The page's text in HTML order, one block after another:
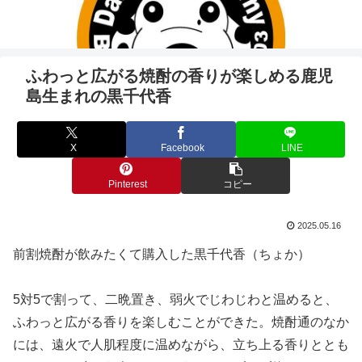
ふわっと広がる焼酎の香りが楽しめる鹿児
島生まれの黒千代香
X Facebook LINE
Pinterest コピー
2025.05.16
前割焼酎が飲みたくて購入した黒千代香（ちょか）
5対5で割って、二晩置き、弱火でじわじわと温めると、
ふわっと広がる香りを楽しむことができた。焼酎通のなか
には、遠火で人肌程度に温めながら、立ち上る香りととも